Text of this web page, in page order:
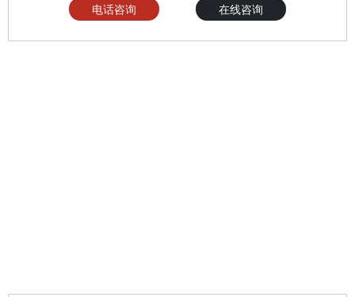
电话咨询 在线咨询